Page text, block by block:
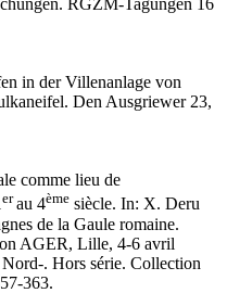
RGZM-Tagungen 16
in der Villenanlage von
Den Ausgriewer 23,
comme lieu de
erau 4ème siècle. In: X. Deru
de la Gaule romaine.
AGER, Lille, 4-6 avril
. Hors série. Collection
363.